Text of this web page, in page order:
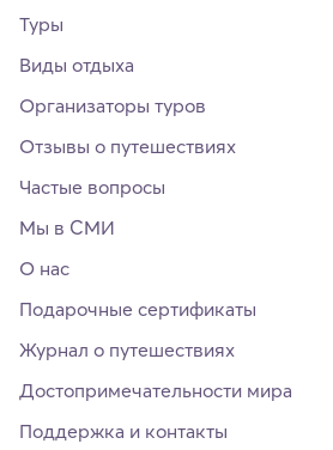
Туры
Виды отдыха
Организаторы туров
Отзывы о путешествиях
Частые вопросы
Мы в СМИ
О нас
Подарочные сертификаты
Журнал о путешествиях
Достопримечательности мира
Поддержка и контакты